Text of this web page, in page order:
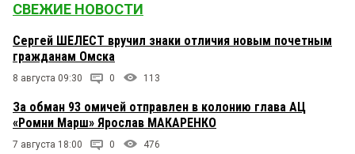
СВЕЖИЕ НОВОСТИ
Сергей ШЕЛЕСТ вручил знаки отличия новым почетным
гражданам Омска
8 августа 09:30 0 113
За обман 93 омичей отправлен в колонию глава АЦ
«Ромни Марш» Ярослав МАКАРЕНКО
7 августа 18:00 0 476